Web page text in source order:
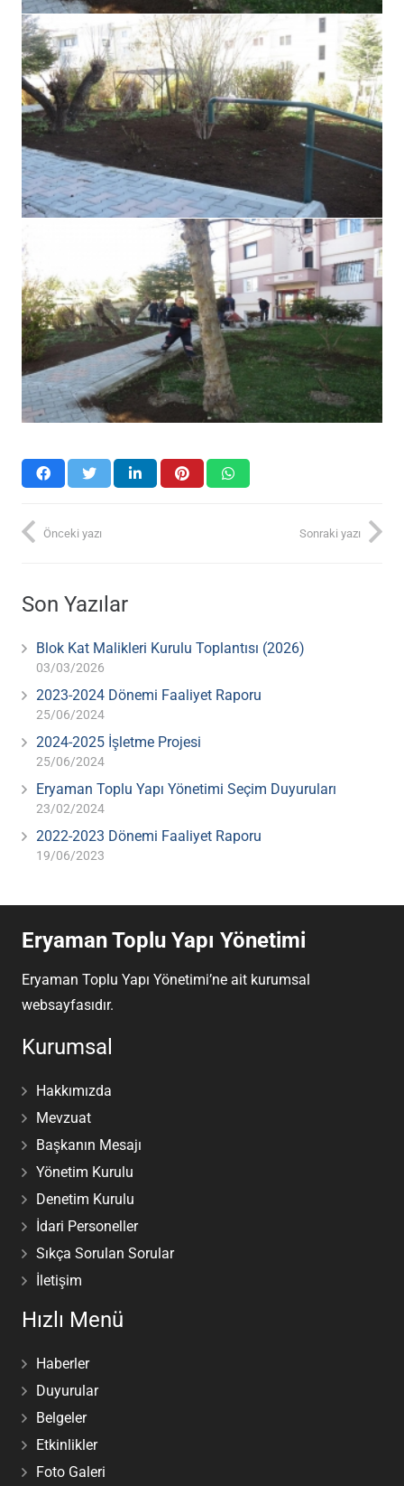
Önceki yazı Sonraki yazı
Son Yazılar
Blok Kat Malikleri Kurulu Toplantısı (2026)
03/03/2026
2023-2024 Dönemi Faaliyet Raporu
25/06/2024
2024-2025 İşletme Projesi
25/06/2024
Eryaman Toplu Yapı Yönetimi Seçim Duyuruları
23/02/2024
2022-2023 Dönemi Faaliyet Raporu
19/06/2023
Eryaman Toplu Yapı Yönetimi
Eryaman Toplu Yapı Yönetimi’ne ait kurumsal
websayfasıdır.
Kurumsal
Hakkımızda
Mevzuat
Başkanın Mesajı
Yönetim Kurulu
Denetim Kurulu
İdari Personeller
Sıkça Sorulan Sorular
İletişim
Hızlı Menü
Haberler
Duyurular
Belgeler
Etkinlikler
Foto Galeri